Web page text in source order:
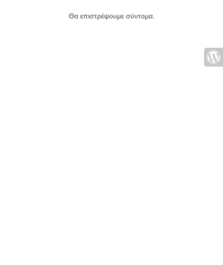
Θα επιστρέψουμε σύντομα.